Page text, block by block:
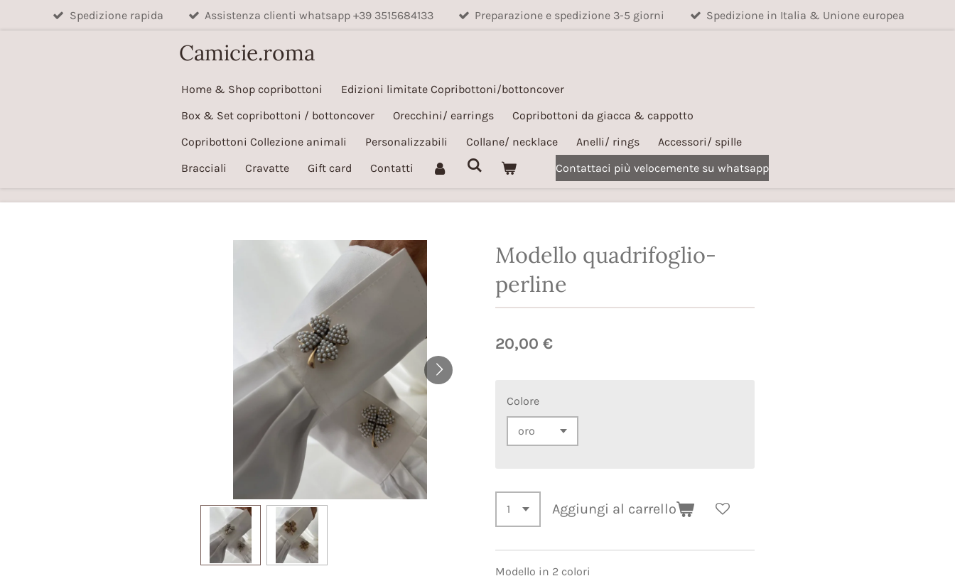
Spedizione rapida Assistenza clienti whatsapp +39 3515684133 Preparazione e spedizione 3-5 giorni Spedizione in Italia & Unione europea
Camicie.roma
Home & Shop copribottoni
Edizioni limitate Copribottoni/bottoncover
Box & Set copribottoni / bottoncover
Orecchini/ earrings
Copribottoni da giacca & cappotto
Copribottoni Collezione animali
Personalizzabili Collane/ necklace Anelli/ rings
Accessori/ spille
Bracciali
Cravatte Gift card Contatti Contattaci più velocemente su whatsapp
Modello quadrifoglio-
perline
20,00 €
Colore
Aggiungi al carrello
Modello in 2 colori